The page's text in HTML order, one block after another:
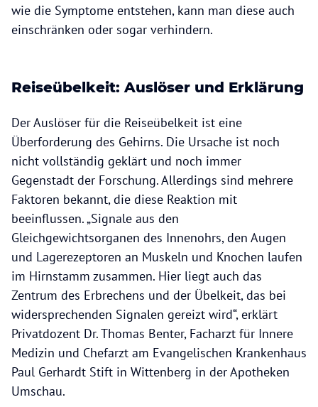
wie die Symptome entstehen, kann man diese auch
einschränken oder sogar verhindern.
Reiseübelkeit: Auslöser und Erklärung
Der Auslöser für die Reiseübelkeit ist eine
Überforderung des Gehirns. Die Ursache ist noch
nicht vollständig geklärt und noch immer
Gegenstadt der Forschung. Allerdings sind mehrere
Faktoren bekannt, die diese Reaktion mit
beeinflussen. „Signale aus den
Gleichgewichtsorganen des Innenohrs, den Augen
und Lagerezeptoren an Muskeln und Knochen laufen
im Hirnstamm zusammen. Hier liegt auch das
Zentrum des Erbrechens und der Übelkeit, das bei
widersprechenden Signalen gereizt wird“, erklärt
Privatdozent Dr. Thomas Benter, Facharzt für Innere
Medizin und Chefarzt am Evangelischen Krankenhaus
Paul Gerhardt Stift in Wittenberg in der Apotheken
Umschau.